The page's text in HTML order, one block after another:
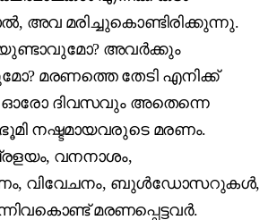
അവ മരിച്ചുകൊണ്ടിരിക്കുന്നു.
അവർക്കും
മരണത്തെ തേടി എനിക്ക്
ഓരോ ദിവസവും അതെന്നെ
നഷ്ടമായവരുടെ മരണം.
വനനാശം,
വിവേചനം, ബുൾഡോസറുകൾ,
മരണപ്പെട്ടവർ.